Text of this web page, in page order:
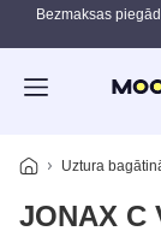
Pāriet uz
Bezmaksas
Uztura
JONAX C